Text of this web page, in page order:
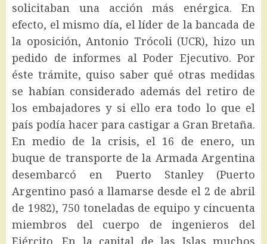
solicitaban una acción más enérgica. En
efecto, el mismo día, el líder de la bancada de
la oposición, Antonio Trócoli (UCR), hizo un
pedido de informes al Poder Ejecutivo. Por
éste trámite, quiso saber qué otras medidas
se habían considerado además del retiro de
los embajadores y si ello era todo lo que el
país podía hacer para castigar a Gran Bretaña.
En medio de la crisis, el 16 de enero, un
buque de transporte de la Armada Argentina
desembarcó en Puerto Stanley (Puerto
Argentino pasó a llamarse desde el 2 de abril
de 1982), 750 toneladas de equipo y cincuenta
miembros del cuerpo de ingenieros del
Ejército. En la capital de las Islas muchos